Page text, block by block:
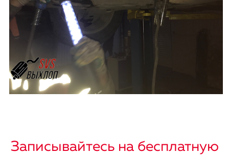
Записывайтесь на бесплатную